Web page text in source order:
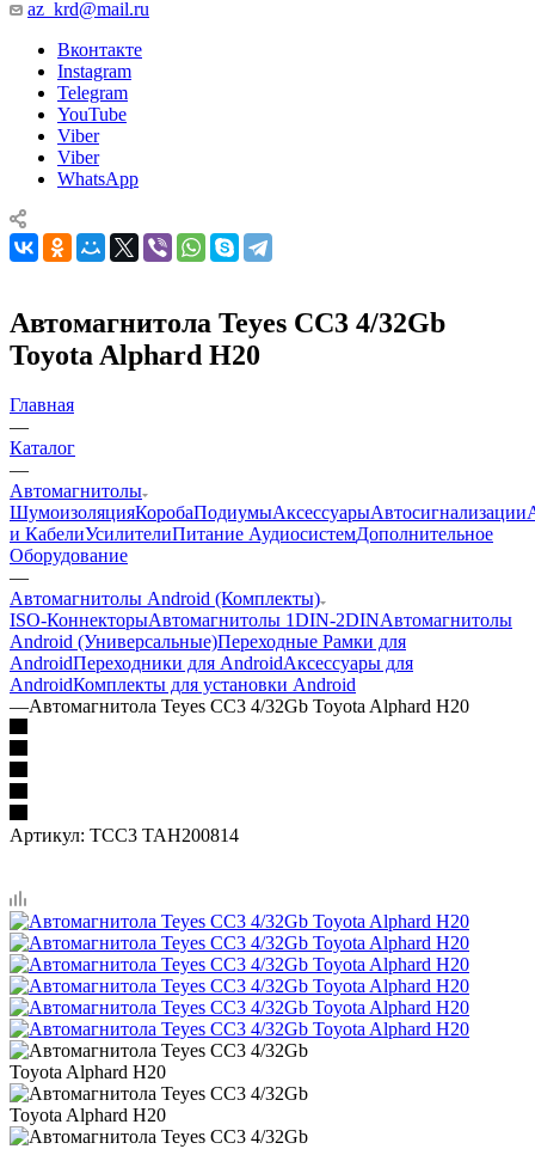
az_krd@mail.ru
Вконтакте
Instagram
Telegram
YouTube
Viber
Viber
WhatsApp
Автомагнитола Teyes CC3 4/32Gb
Toyota Alphard H20
Главная
—
Каталог
—
Автомагнитолы
ШумоизоляцияКоробаПодиумыАксессуарыАвтосигнализации
и КабелиУсилителиПитание АудиосистемДополнительное
Оборудование
—
Автомагнитолы Android (Комплекты)
ISO-КоннекторыАвтомагнитолы 1DIN-2DINАвтомагнитолы
Android (Универсальные)Переходные Рамки для
AndroidПереходники для AndroidАксессуары для
AndroidКомплекты для установки Android
—Автомагнитола Teyes CC3 4/32Gb Toyota Alphard H20
Артикул: TCC3 TAH200814